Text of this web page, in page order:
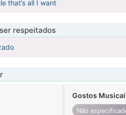
that’s all I want
respeitados
Gostos
Não